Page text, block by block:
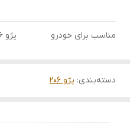
مناسب برای خودرو پژو ۲۰۶ تیپ ۵ و خودرو های موتور TU5
دسته‌بندی: پژو 206